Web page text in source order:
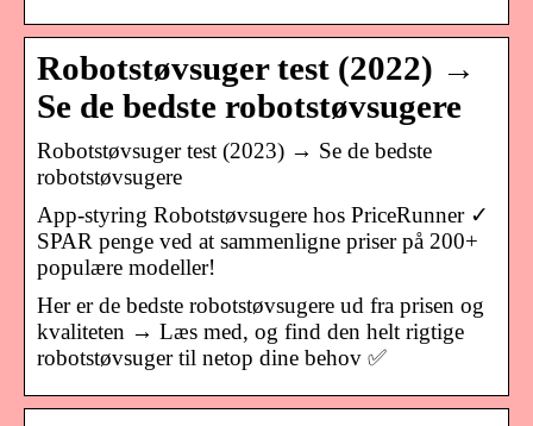
Robotstøvsuger test (2022) →
Se de bedste robotstøvsugere
Robotstøvsuger test (2023) → Se de bedste
robotstøvsugere
App-styring Robotstøvsugere hos PriceRunner ✓
SPAR penge ved at sammenligne priser på 200+
populære modeller!
Her er de bedste robotstøvsugere ud fra prisen og
kvaliteten → Læs med, og find den helt rigtige
robotstøvsuger til netop dine behov ✅